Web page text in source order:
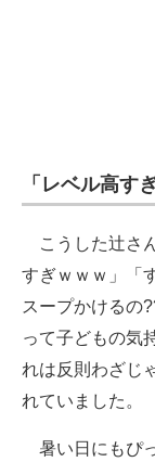
「レベル高す
こうした辻さ
すぎｗｗｗ」「
スープかけるの
って子どもの気
れは反則わざじ
れていました。
暑い日にもぴ